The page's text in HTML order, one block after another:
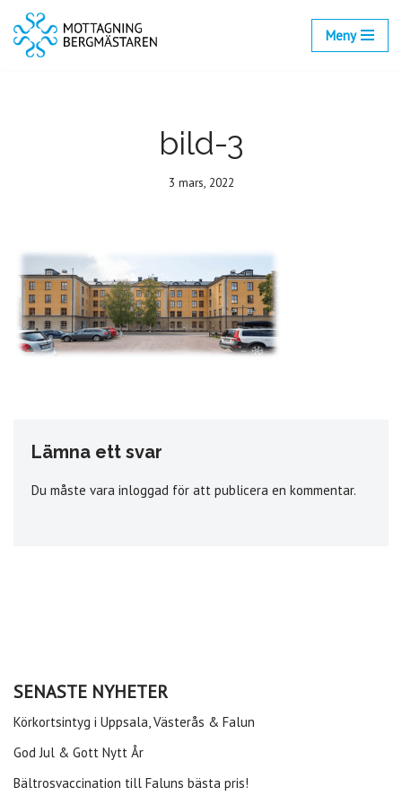
Hoppa
Meny
bild-3
3 mars, 2022
Lämna ett svar
Du måste vara inloggad för att publicera en kommentar.
SENASTE NYHETER
Körkortsintyg i Uppsala, Västerås & Falun
God Jul & Gott Nytt År
Bältrosvaccination till Faluns bästa pris!